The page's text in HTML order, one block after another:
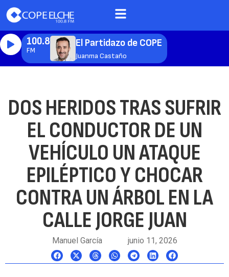
100.8
FM
El Partidazo de COPE
Juanma Castaño
DOS HERIDOS TRAS SUFRIR
EL CONDUCTOR DE UN
VEHÍCULO UN ATAQUE
EPILÉPTICO Y CHOCAR
CONTRA UN ÁRBOL EN LA
CALLE JORGE JUAN
Manuel García junio 11, 2026